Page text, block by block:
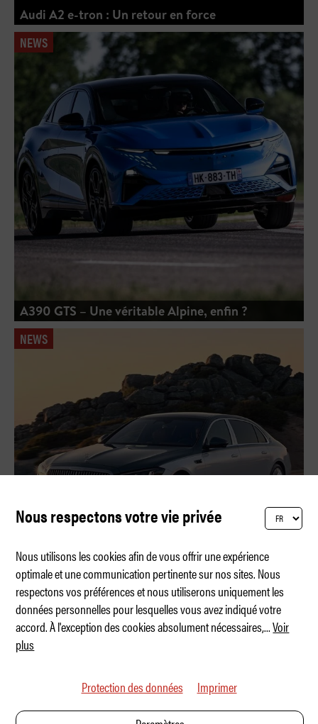
Audi A2 e-tron : Un retour en force
NEWS
A390 GTS – Une véritable Alpine, enfin ?
NEWS
La nouvelle Maybach – KITT de luxe
Nous respectons votre vie privée
Nous utilisons les cookies afin de vous offrir une expérience
optimale et une communication pertinente sur nos sites. Nous
respectons vos préférences et nous utiliserons uniquement les
données personnelles pour lesquelles vous avez indiqué votre
accord. À l'exception des cookies absolument nécessaires,...Voir
plus
Protection des données Imprimer